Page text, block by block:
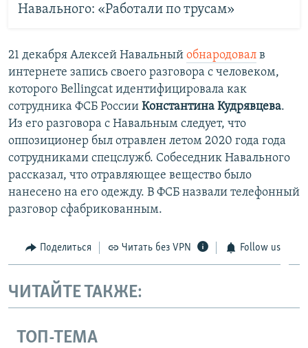
Навального: «Работали по трусам»
21 декабря Алексей Навальный обнародовал в
интернете запись своего разговора с человеком,
которого Bellingcat идентифицировала как
сотрудника ФСБ России Константина Кудрявцева.
Из его разговора с Навальным следует, что
оппозиционер был отравлен летом 2020 года года
сотрудниками спецслужб. Собеседник Навального
рассказал, что отравляющее вещество было
нанесено на его одежду. В ФСБ назвали телефонный
разговор сфабрикованным.
Поделиться Читать без VPN Follow us
ЧИТАЙТЕ ТАКЖЕ:
ТОП-ТЕМА